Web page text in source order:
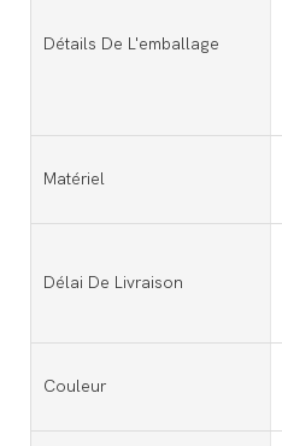
Détails De L'emballage
Matériel
Délai De Livraison
Couleur